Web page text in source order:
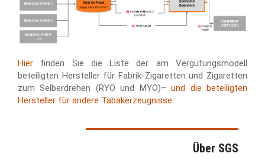
Hier finden Sie die Liste der am Vergütungsmodell
beteiligten Hersteller für Fabrik-Zigaretten und Zigaretten
zum Selberdrehen (RYO und MYO)–und die beteiligten
Hersteller für andere Tabakerzeugnisse
Über SGS